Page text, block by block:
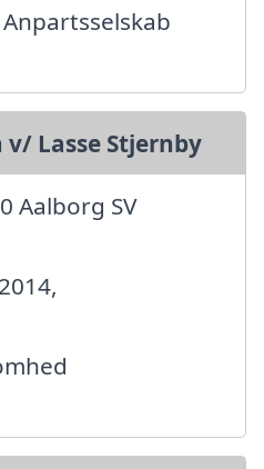
Lasse Stjernby
Aalborg SV